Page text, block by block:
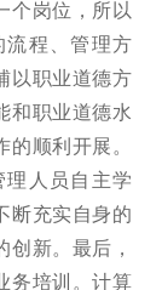
个岗位，所以
程、管理方
以职业道德方
和职业道德水
顺利开展。
人员自主学
断充实自身的
新。最后，
务培训。计算